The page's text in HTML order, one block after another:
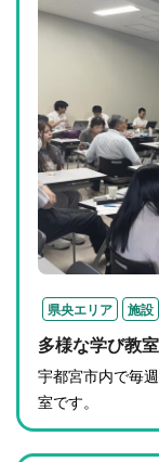
県央エリア 施設
多様な学び教室
宇都宮市内で毎
室です。